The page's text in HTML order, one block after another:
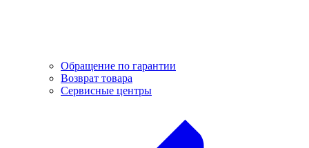
Обращение по гарантии
Возврат товара
Сервисные центры